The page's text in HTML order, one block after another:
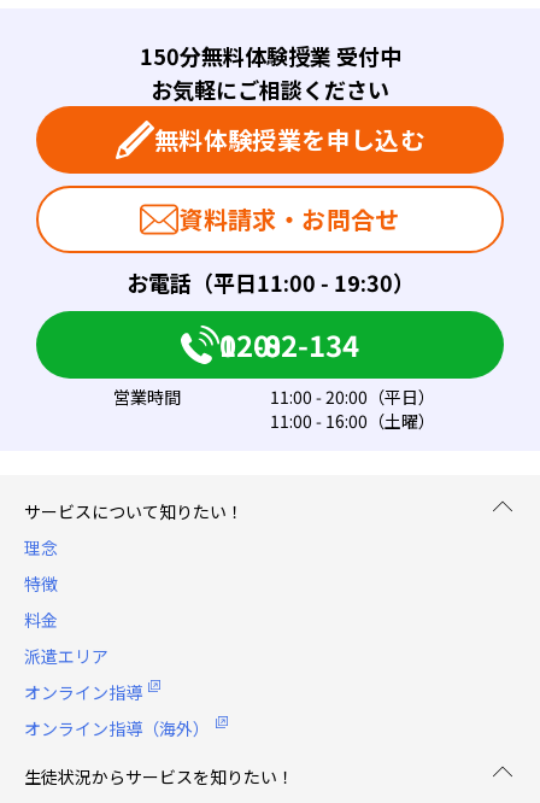
お電話（平日11:00 - 19:30）
150分無料体験授業 受付中
お気軽にご相談ください
0120-082-134
無料体験授業を申し込む
営業時間
11:00 - 20:00（平日）
11:00 - 16:00（土曜）
資料請求・お問合せ
サービスについて知りたい！
理念
特徴
料金
派遣エリア
オンライン指導
オンライン指導（海外）
生徒状況からサービスを知りたい！